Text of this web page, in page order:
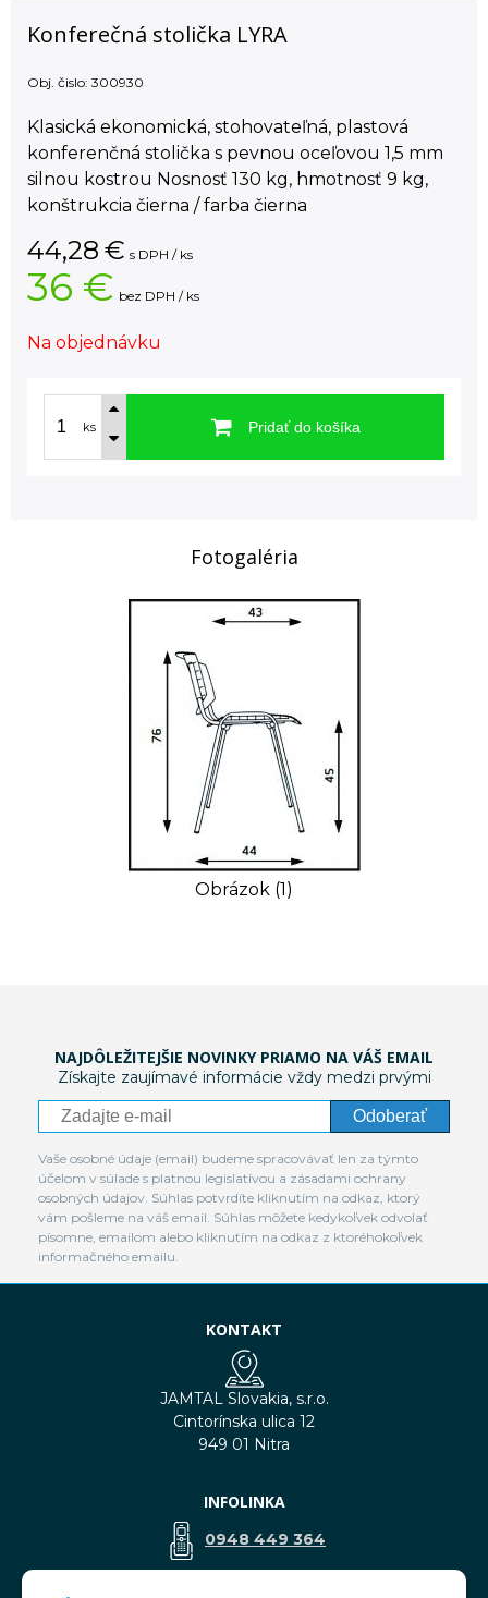
Konferečná stolička LYRA
Obj. čislo: 300930
Klasická ekonomická, stohovateľná, plastová
konferenčná stolička s pevnou oceľovou 1,5 mm
silnou kostrou Nosnosť 130 kg, hmotnosť 9 kg,
konštrukcia čierna / farba čierna
44,28 € s DPH / ks
36 € bez DPH / ks
Na objednávku
ks Pridať do košíka
Fotogaléria
Obrázok (1)
NAJDÔLEŽITEJŠIE NOVINKY PRIAMO NA VÁŠ EMAIL
Získajte zaujímavé informácie vždy medzi prvými
Odoberať
Vaše osobné údaje (email) budeme spracovávať len za týmto
účelom v súlade s platnou legislatívou a zásadami ochrany
osobných údajov. Súhlas potvrdíte kliknutím na odkaz, ktorý
vám pošleme na váš email. Súhlas môžete kedykoľvek odvolať
písomne, emailom alebo kliknutím na odkaz z ktoréhokoľvek
informačného emailu.
KONTAKT
JAMTAL Slovakia, s.r.o.
Cintorínska ulica 12
949 01 Nitra
INFOLINKA
0948 449 364